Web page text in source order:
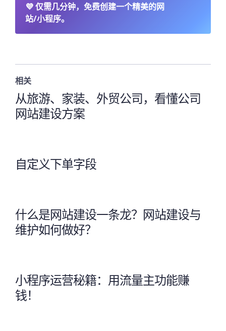
💜仅需几分钟，免费创建一个精美的网
站/小程序。
相关
从旅游、家装、外贸公司，看懂公司
网站建设方案
自定义下单字段
什么是网站建设一条龙？网站建设与
维护如何做好？
小程序运营秘籍：用流量主功能赚
钱！